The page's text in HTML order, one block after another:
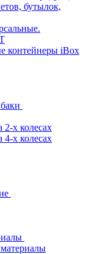
бутылок,
контейнеры iBox
х колесах
х колесах